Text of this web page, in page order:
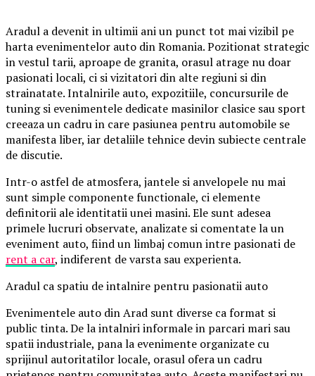
Aradul a devenit in ultimii ani un punct tot mai vizibil pe
harta evenimentelor auto din Romania. Pozitionat strategic
in vestul tarii, aproape de granita, orasul atrage nu doar
pasionati locali, ci si vizitatori din alte regiuni si din
strainatate. Intalnirile auto, expozitiile, concursurile de
tuning si evenimentele dedicate masinilor clasice sau sport
creeaza un cadru in care pasiunea pentru automobile se
manifesta liber, iar detaliile tehnice devin subiecte centrale
de discutie.
Intr-o astfel de atmosfera, jantele si anvelopele nu mai
sunt simple componente functionale, ci elemente
definitorii ale identitatii unei masini. Ele sunt adesea
primele lucruri observate, analizate si comentate la un
eveniment auto, fiind un limbaj comun intre pasionati de
rent a car, indiferent de varsta sau experienta.
Aradul ca spatiu de intalnire pentru pasionatii auto
Evenimentele auto din Arad sunt diverse ca format si
public tinta. De la intalniri informale in parcari mari sau
spatii industriale, pana la evenimente organizate cu
sprijinul autoritatilor locale, orasul ofera un cadru